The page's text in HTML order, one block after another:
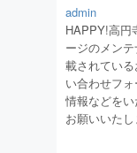
admin
HAPPY!高円
ージのメン
載されてい
い合わせフ
情報などを
お願いいたし